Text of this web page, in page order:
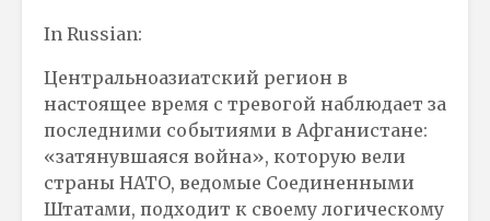
In Russian:
Центральноазиатский регион в
настоящее время с тревогой наблюдает за
последними событиями в Афганистане:
«затянувшаяся война», которую вели
страны НАТО, ведомые Соединенными
Штатами, подходит к своему логическому